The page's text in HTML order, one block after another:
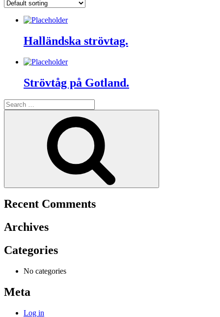
Halländska strövtag.
Strövtåg på Gotland.
Search
for:
Recent Comments
Archives
Categories
No categories
Meta
Log in